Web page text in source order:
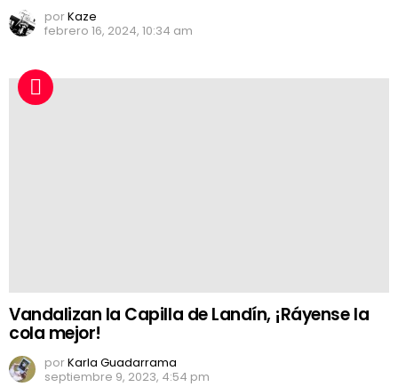
porKaze
febrero 16, 2024, 10:34 am
Vandalizan la Capilla de Landín, ¡Ráyense la
cola mejor!
porKarla Guadarrama
septiembre 9, 2023, 4:54 pm